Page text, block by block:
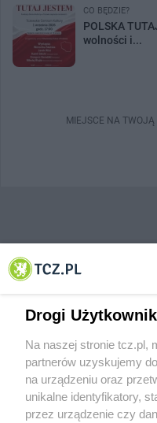
CO BĘDZIE?
POLSKA
wolności i...
MIEJSCE NA TWOJĄ
© 2001-2026 Tczew - TCZ.PL Sp.
Drogi
Na naszej stronie tcz.pl,
partnerów uzyskujemy
na urządzeniu oraz
unikalne identyfikatory,
przez urządzenie czy